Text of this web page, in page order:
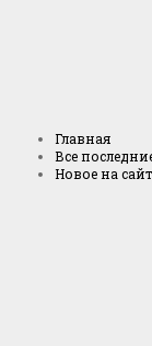
Главная
Все
Новое на